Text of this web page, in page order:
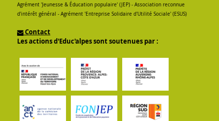
Agrément 'Jeunesse & Éducation populaire' (JEP) - Association reconnue
d'intérêt général - Agrément 'Entreprise Solidaire d'Utilité Sociale' (ESUS)
Contact
Les actions d'Educ'alpes sont soutenues par :